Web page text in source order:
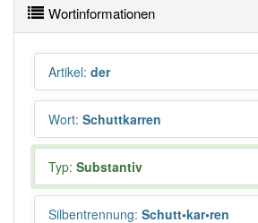
Wortinformationen
Artikel: der
Wort: Schuttkarren
Typ: Substantiv
Silbentrennung: Schutt•kar•ren